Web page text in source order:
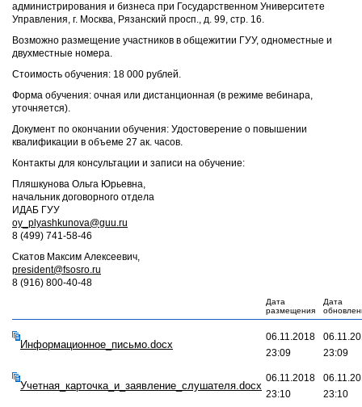
администрирования и бизнеса при Государственном Университете
Управления, г. Москва, Рязанский просп., д. 99, стр. 16.
Возможно размещение участников в общежитии ГУУ, одноместные и
двухместные номера.
Стоимость обучения: 18 000 рублей.
Форма обучения: очная или дистанционная (в режиме вебинара,
уточняется).
Документ по окончании обучения: Удостоверение о повышении
квалификации в объеме 27 ак. часов.
Контакты для консультации и записи на обучение:
Пляшкунова Ольга Юрьевна,
начальник договорного отдела
ИДАБ ГУУ
oy_plyashkunova@guu.ru
8 (499) 741-58-46
Скатов Максим Алексеевич,
president@fsosro.ru
8 (916) 800-40-48
Дата
размещения
Дата
Информационное_письмо.docx
06.11.2018
23:09
23:09
Учетная_карточка_и_заявление_слушателя.docx
06.11.2018
23:10
23:10